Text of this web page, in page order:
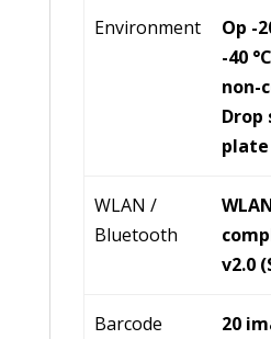
Environment
Op -
-40
non-
Drop
plate
WLAN /
Bluetooth
v2.0
Barcode
20